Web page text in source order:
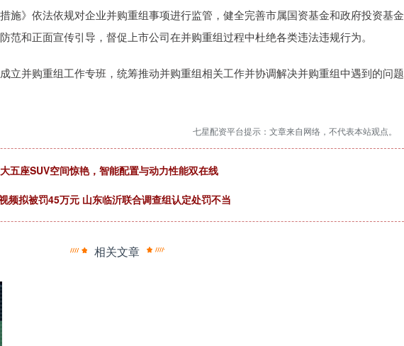
》依法依规对企业并购重组事项进行监管，健全完善市属国资基金和政府投资基金
范和正面宣传引导，督促上市公司在并购重组过程中杜绝各类违法违规行为。
并购重组工作专班，统筹推动并购重组相关工作并协调解决并购重组中遇到的问题
七星配资平台提示：文章来自网络，不代表本站观点。
五座SUV空间惊艳，智能配置与动力性能双在线
频拟被罚45万元 山东临沂联合调查组认定处罚不当
相关文章